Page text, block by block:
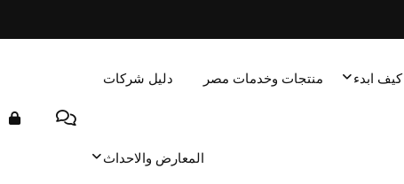
كيف ابدء منتجات وخدمات مصر دليل شركات
المعارض والاحداث